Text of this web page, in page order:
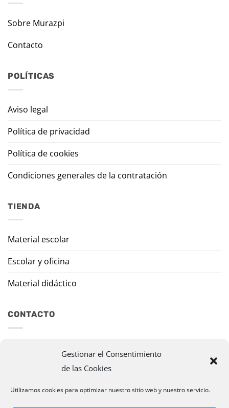
Gestionar el Consentimiento
de las Cookies
Utilizamos cookies para optimizar nuestro sitio web y nuestro servicio.
Sobre Murazpi
Contacto
POLÍTICAS
Aviso legal
Política de privacidad
Política de cookies
Condiciones generales de la contratación
TIENDA
Material escolar
Escolar y oficina
Material didáctico
CONTACTO
murazpi@murazpi.com
948 234 436 – 623 195 518